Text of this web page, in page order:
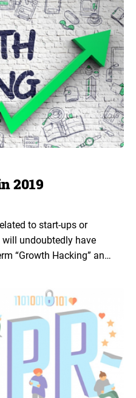
2019
to start-ups or
undoubtedly have
“Growth Hacking” and
oriented and consumer